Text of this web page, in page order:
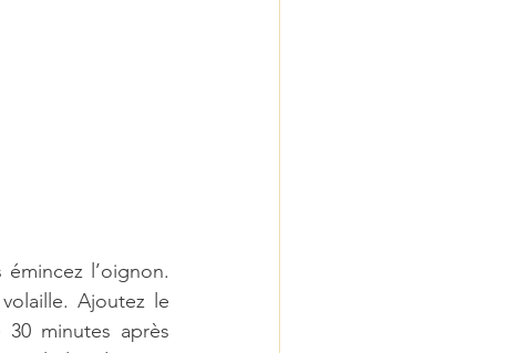
l’oignon.
Ajoutez le
minutes après